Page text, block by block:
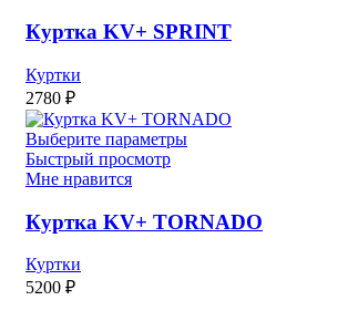
Куртка KV+ SPRINT
Куртки
2780 ₽
Выберите параметры
Быстрый просмотр
Мне нравится
Куртка KV+ TORNADO
Куртки
5200 ₽